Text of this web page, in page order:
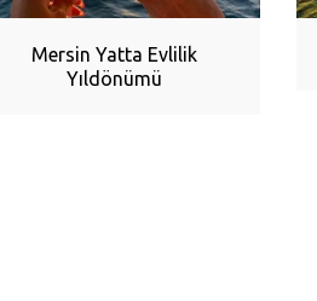
Mersin Yatta Evlilik
Yıldönümü